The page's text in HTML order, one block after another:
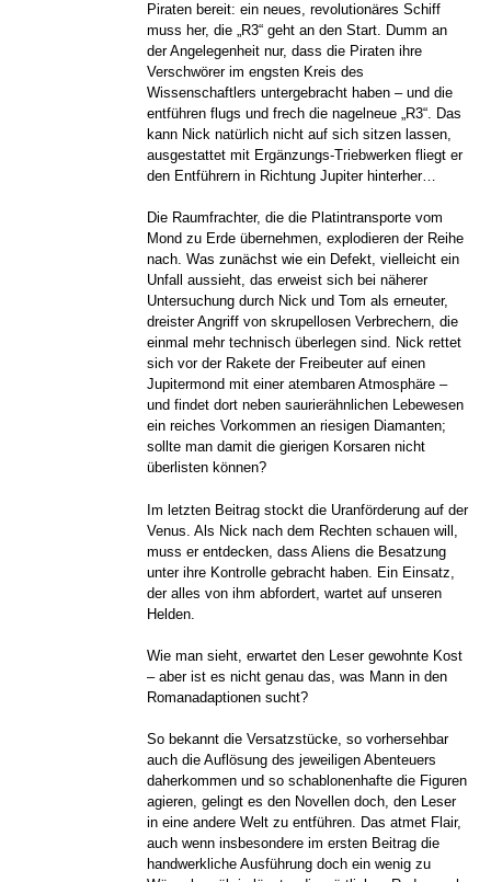
Piraten bereit: ein neues, revolutionäres Schiff
muss her, die „R3“ geht an den Start. Dumm an
der Angelegenheit nur, dass die Piraten ihre
Verschwörer im engsten Kreis des
Wissenschaftlers untergebracht haben – und die
entführen flugs und frech die nagelneue „R3“. Das
kann Nick natürlich nicht auf sich sitzen lassen,
ausgestattet mit Ergänzungs-Triebwerken fliegt er
den Entführern in Richtung Jupiter hinterher…
Die Raumfrachter, die die Platintransporte vom
Mond zu Erde übernehmen, explodieren der Reihe
nach. Was zunächst wie ein Defekt, vielleicht ein
Unfall aussieht, das erweist sich bei näherer
Untersuchung durch Nick und Tom als erneuter,
dreister Angriff von skrupellosen Verbrechern, die
einmal mehr technisch überlegen sind. Nick rettet
sich vor der Rakete der Freibeuter auf einen
Jupitermond mit einer atembaren Atmosphäre –
und findet dort neben saurierähnlichen Lebewesen
ein reiches Vorkommen an riesigen Diamanten;
sollte man damit die gierigen Korsaren nicht
überlisten können?
Im letzten Beitrag stockt die Uranförderung auf der
Venus. Als Nick nach dem Rechten schauen will,
muss er entdecken, dass Aliens die Besatzung
unter ihre Kontrolle gebracht haben. Ein Einsatz,
der alles von ihm abfordert, wartet auf unseren
Helden.
Wie man sieht, erwartet den Leser gewohnte Kost
– aber ist es nicht genau das, was Mann in den
Romanadaptionen sucht?
So bekannt die Versatzstücke, so vorhersehbar
auch die Auflösung des jeweiligen Abenteuers
daherkommen und so schablonenhafte die Figuren
agieren, gelingt es den Novellen doch, den Leser
in eine andere Welt zu entführen. Das atmet Flair,
auch wenn insbesondere im ersten Beitrag die
handwerkliche Ausführung doch ein wenig zu